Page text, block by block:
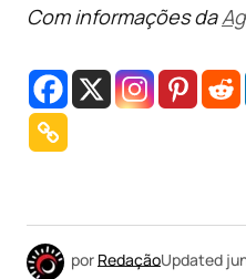
Com informações da
por RedaçãoUpdated